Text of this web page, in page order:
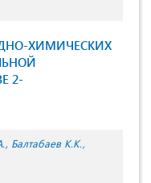
ХИМИЧЕСКИХ
2-
Балтабаев К.К.